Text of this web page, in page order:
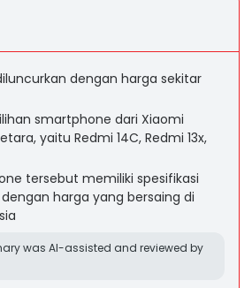
dengan harga sekitar
smartphone dari Xiaomi
yaitu Redmi 14C, Redmi 13x,
tersebut memiliki spesifikasi
harga yang bersaing di
was AI-assisted and reviewed by